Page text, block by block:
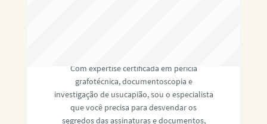
Com expertise certificada em perícia
grafotécnica, documentoscopia e
investigação de usucapião, sou o especialista
que você precisa para desvendar os
segredos das assinaturas e documentos,